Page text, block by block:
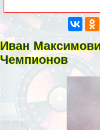
Иван
Чемпионов